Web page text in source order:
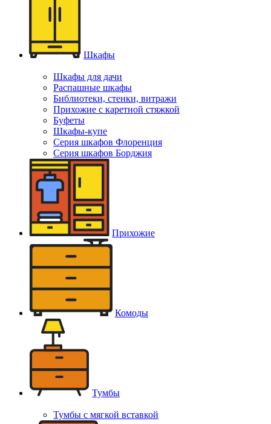
Шкафы
Шкафы для дачи
Распашные шкафы
Библиотеки, стенки, витражи
Прихожие с каретной стяжкой
Буфеты
Шкафы-купе
Серия шкафов Флоренция
Серия шкафов Борджия
Прихожие
Комоды
Тумбы
Тумбы с мягкой вставкой